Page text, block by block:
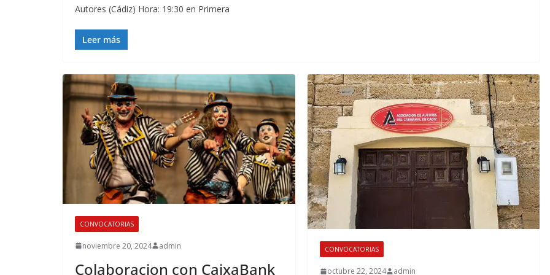
Autores (Cádiz) Hora: 19:30 en Primera
Leer más
CONVOCATORIAS
noviembre 20, 2024 admin
Colaboracion con CaixaBank
CONVOCATORIAS
octubre 22, 2024 admin